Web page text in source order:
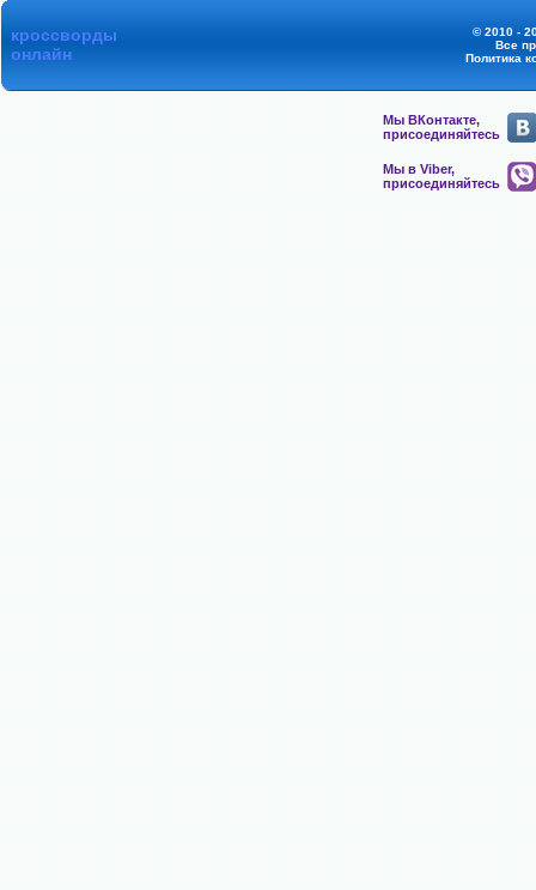
кроссворды
онлайн
© 2010 -
Все
Политика
Мы ВКонтакте,
присоединяйтесь
Мы в Viber,
присоединяйтесь